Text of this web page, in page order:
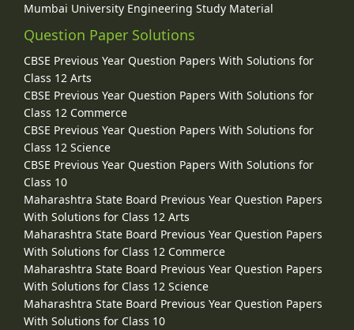
Mumbai University Engineering Study Material
Question Paper Solutions
CBSE Previous Year Question Papers With Solutions for
Class 12 Arts
CBSE Previous Year Question Papers With Solutions for
Class 12 Commerce
CBSE Previous Year Question Papers With Solutions for
Class 12 Science
CBSE Previous Year Question Papers With Solutions for
Class 10
Maharashtra State Board Previous Year Question Papers
With Solutions for Class 12 Arts
Maharashtra State Board Previous Year Question Papers
With Solutions for Class 12 Commerce
Maharashtra State Board Previous Year Question Papers
With Solutions for Class 12 Science
Maharashtra State Board Previous Year Question Papers
With Solutions for Class 10